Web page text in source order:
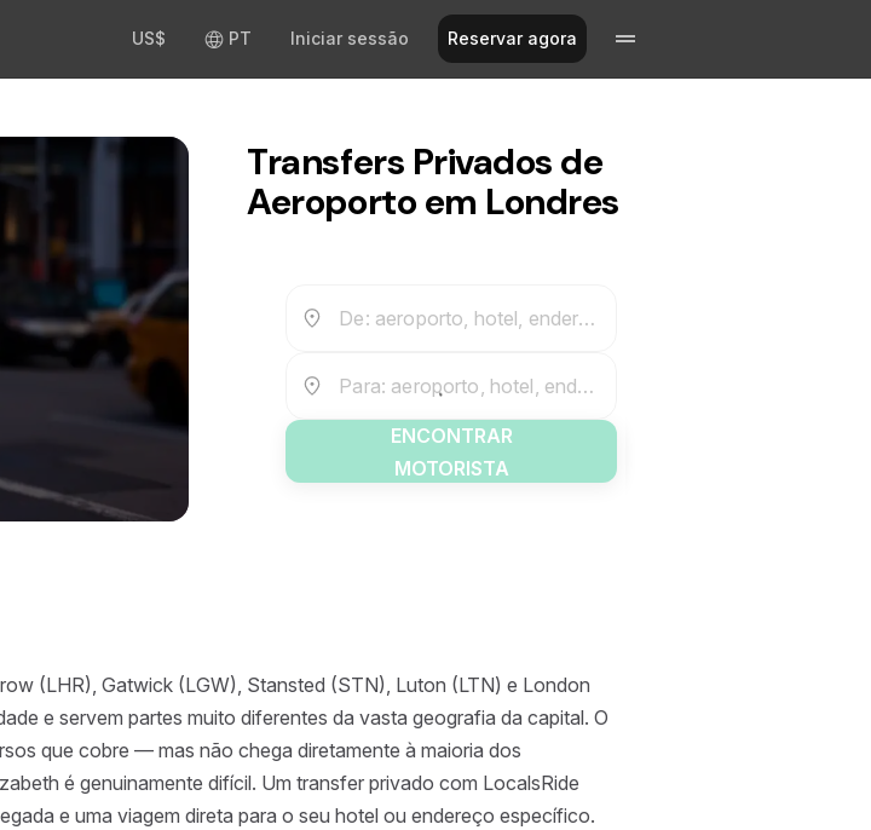
US$ PT Iniciar sessão Reservar agora
Transfers Privados de
Aeroporto em Londres
De: aeroporto, hotel, endereço
Para: aeroporto, hotel, endereço
ENCONTRAR
MOTORISTA
(LHR), Gatwick (LGW), Stansted (STN), Luton (LTN) e London
e servem partes muito diferentes da vasta geografia da capital. O
que cobre — mas não chega diretamente à maioria dos
é genuinamente difícil. Um transfer privado com LocalsRide
e uma viagem direta para o seu hotel ou endereço específico.